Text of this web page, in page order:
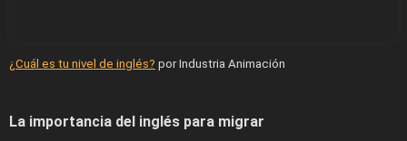
¿Cuál es tu nivel de inglés? por Industria Animación
La importancia del inglés para migrar